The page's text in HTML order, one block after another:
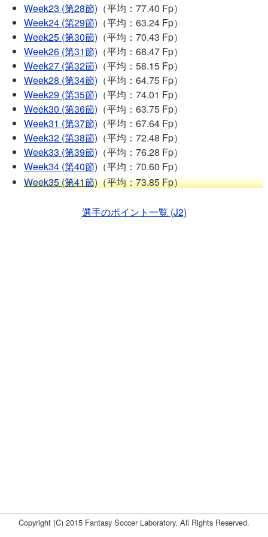
Week23 (第28節) （平均：77.40 Fp）
Week24 (第29節) （平均：63.24 Fp）
Week25 (第30節) （平均：70.43 Fp）
Week26 (第31節) （平均：68.47 Fp）
Week27 (第32節) （平均：58.15 Fp）
Week28 (第34節) （平均：64.75 Fp）
Week29 (第35節) （平均：74.01 Fp）
Week30 (第36節) （平均：63.75 Fp）
Week31 (第37節) （平均：67.64 Fp）
Week32 (第38節) （平均：72.48 Fp）
Week33 (第39節) （平均：76.28 Fp）
Week34 (第40節) （平均：70.60 Fp）
Week35 (第41節)（平均：73.85 Fp）
選手のポイント一覧 (J2)
Copyright (C) 2015 Fantasy Soccer Laboratory. All Rights Reserved.